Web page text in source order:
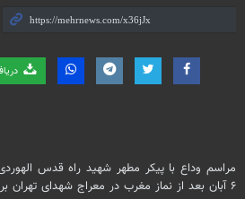
مراسم وداع با پیکر مطهر شهید راه قدس
۶ آبان بعد از نماز مغرب در معراج شهدای تهران برگزار شد.